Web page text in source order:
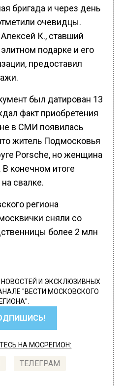
бригада и через день
очевидцы.
К., ставший
подарке и его
предоставил
был датирован 13
факт приобретения
в СМИ появилась
житель Подмосковья
Porsche, но женщина
конечном итоге
свалке.
региона
сняли со
более 2 млн
И ЭКСКЛЮЗИВНЫХ
"ВЕСТИ МОСКОВСКОГО
НА МОСРЕГИОН:
ТЕЛЕГРАМ